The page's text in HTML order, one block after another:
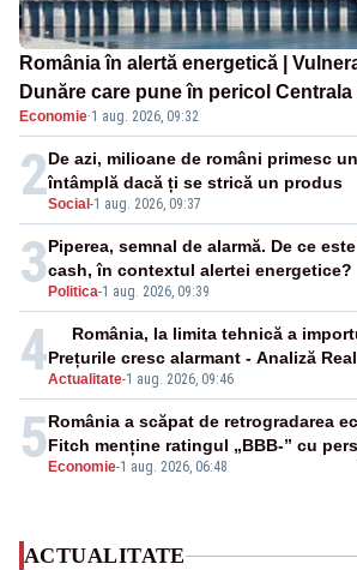
România în alertă energetică |
Dunăre care pune în pericol
cunoscută de pe vremea lui
Economie·1 aug. 2026, 09:32
2Social -1 aug. 2026, 09:37
De azi, milioane de români primesc
întâmplă dacă ți se strică un produs
3 Politica-1 aug. 2026, 09:39
Piperea, semnal de alarmă. De ce
cash, în contextul alertei energetice?
4Actualitate-1 aug. 2026, 09:46
România, la limita tehnică a
Prețurile cresc alarmant - Analiză
5 Economie-1 aug. 2026, 06:48
România a scăpat de retrogradarea
Fitch menține ratingul „BBB-” cu
ACTUALITATE